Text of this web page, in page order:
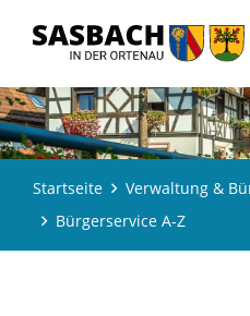
Startseite
Verwaltung &
Bürgerservice A-Z